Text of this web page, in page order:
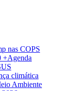
nas COPS
+Agenda
climática
Ambiente